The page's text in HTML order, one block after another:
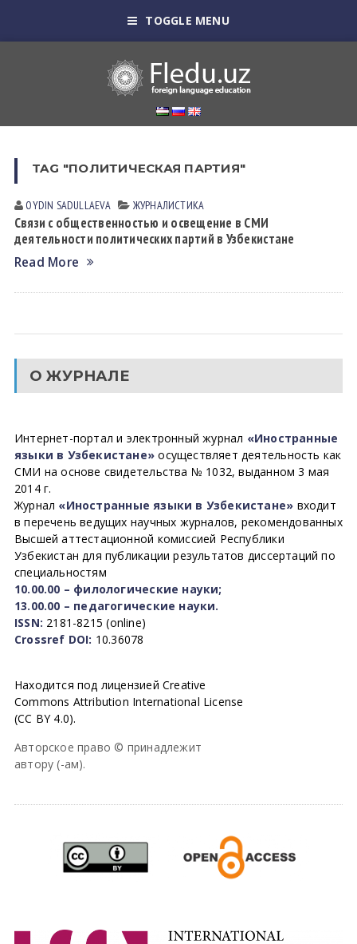
TOGGLE MENU
TAG "ПОЛИТИЧЕСКАЯ ПАРТИЯ"
OYDIN SАDULLАEVА ЖУРНАЛИСТИКА
Связи с общественностью и освещение в СМИ
деятельности политических партий в Узбекистане
Read More
О ЖУРНАЛЕ
Интернет-портал и электронный журнал «Иностранные
языки в Узбекистане» осуществляет деятельность как
СМИ на основе свидетельства № 1032, выданном 3 мая
2014 г.
Журнал «Иностранные языки в Узбекистане» входит
в перечень ведущих научных журналов, рекомендованных
Высшей аттестационной комиссией Республики
Узбекистан для публикации результатов диссертаций по
специальностям
10.00.00 – филологические науки;
13.00.00 – педагогические науки.
ISSN: 2181-8215 (online)
Crossref DOI: 10.36078
Находится под лицензией Creative
Commons Attribution International License
(CC BY 4.0).
Авторское право © принадлежит
автору (-ам).